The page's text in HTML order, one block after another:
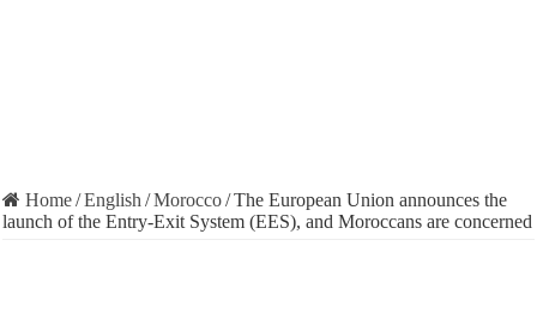
Home/English /Morocco/The European Union announces the
launch of the Entry-Exit System (EES), and Moroccans are concerned